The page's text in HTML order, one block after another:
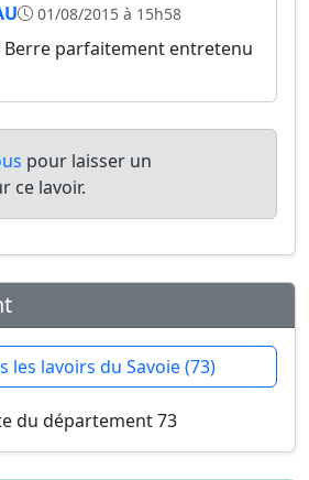
01/08/2015 à 15h58
Berre parfaitement entretenu
pour laisser un
ce lavoir.
les lavoirs du Savoie (73)